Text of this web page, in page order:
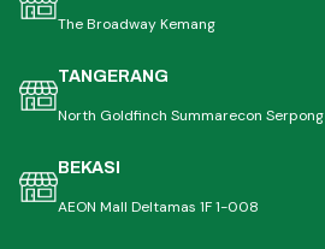
The Broadway Kemang
TANGERANG
North Goldfinch Summarecon Serpong
BEKASI
AEON Mall Deltamas 1F 1-008